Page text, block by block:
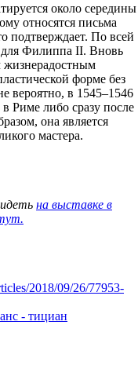
около середины
относятся письма
подтверждает. По всей
Филиппа II. Вновь
жизнерадостным
форме без
вероятно, в 1545–1546
Риме либо сразу после
она является
мастера.
на выставке в
2018/09/26/77953-
- тициан